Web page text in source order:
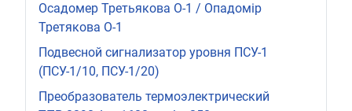
Осадомер Третьякова О-1 / Опадомір
Третякова О-1
Подвесной сигнализатор уровня ПСУ-1
(ПСУ-1/10, ПСУ-1/20)
Преобразователь термоэлектрический